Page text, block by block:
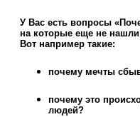
У Вас есть вопросы
на которые еще не нашли
Вот например такие:
почему мечты
почему это
людей?